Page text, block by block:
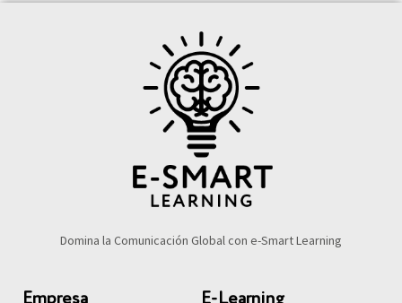
Domina la Comunicación Global con e-Smart Learning